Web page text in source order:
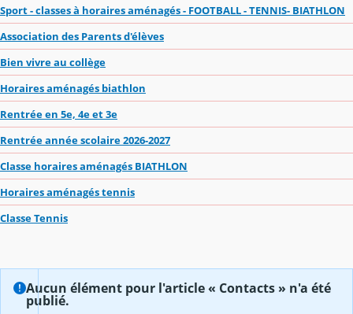
Sport - classes à horaires aménagés - FOOTBALL - TENNIS- BIATHLON
Association des Parents d'élèves
Bien vivre au collège
Horaires aménagés biathlon
Rentrée en 5e, 4e et 3e
Rentrée année scolaire 2026-2027
Classe horaires aménagés BIATHLON
Horaires aménagés tennis
Classe Tennis
Aucun élément pour l'article « Contacts » n'a été
publié.